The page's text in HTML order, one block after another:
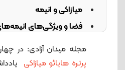
میازاکی و انیمه
فضا و ویژگی‌های
متحرک‌سازی تصویر از نوع
جا‌به‌جایی طراحی با
مجله میدان آزادی: در
پرتره هایائو میازاکی